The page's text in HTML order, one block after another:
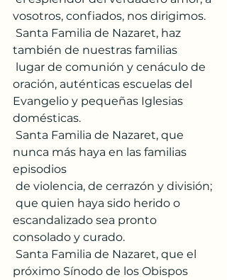
vosotros, confiados, nos dirigimos.
también de nuestras familias
oración, auténticas escuelas del
Evangelio y pequeñas Iglesias
domésticas.
nunca más haya en las familias
episodios
de violencia, de cerrazón y división;
escandalizado sea pronto
consolado y curado.
próximo Sínodo de los Obispos